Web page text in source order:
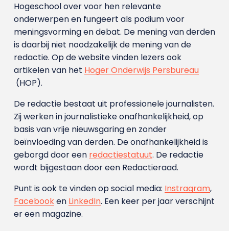
Hogeschool over voor hen relevante
onderwerpen en fungeert als podium voor
meningsvorming en debat. De mening van derden
is daarbij niet noodzakelijk de mening van de
redactie. Op de website vinden lezers ook
artikelen van het Hoger Onderwijs Persbureau
(HOP).
De redactie bestaat uit professionele journalisten.
Zij werken in journalistieke onafhankelijkheid, op
basis van vrije nieuwsgaring en zonder
beïnvloeding van derden. De onafhankelijkheid is
geborgd door een redactiestatuut. De redactie
wordt bijgestaan door een Redactieraad.
Punt is ook te vinden op social media: Instragram,
Facebooken LinkedIn. Een keer per jaar verschijnt
er een magazine.